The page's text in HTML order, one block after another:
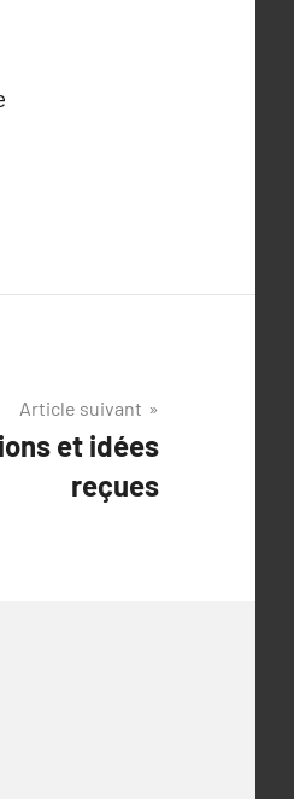
Article suivant
et idées
reçues